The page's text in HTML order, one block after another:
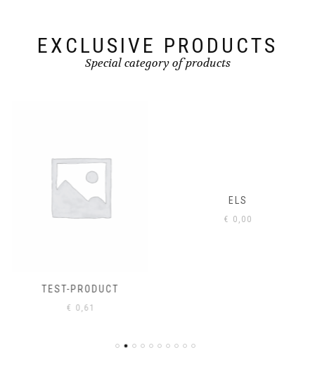
EXCLUSIVE PRODUCTS
Special category of products
TEST-PRODUCT
€0,61
ELS
€0,00